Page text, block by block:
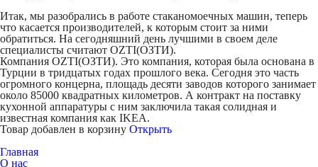
Итак, мы разобрались в работе стаканомоечных машин, теперь
что касается производителей, к которым стоит за ними
обратиться. На сегодняшний день лучшими в своем деле
специалисты считают OZTI(ОЗТИ).
Компания OZTI(ОЗТИ). Это компания, которая была основана в
Турции в тридцатых годах прошлого века. Сегодня это часть
огромного концерна, площадь десяти заводов которого занимает
около 85000 квадратных километров. А контракт на поставку
кухонной аппаратуры с ним заключила такая солидная и
известная компания как IKEA.
Товар добавлен в корзину Открыть
Главная
О нас